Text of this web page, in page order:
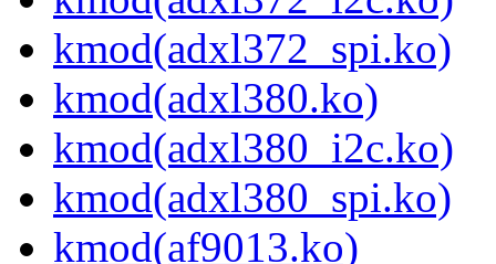
kmod(adxl372_spi.ko)
kmod(adxl380.ko)
kmod(adxl380_i2c.ko)
kmod(adxl380_spi.ko)
kmod(af9013.ko)